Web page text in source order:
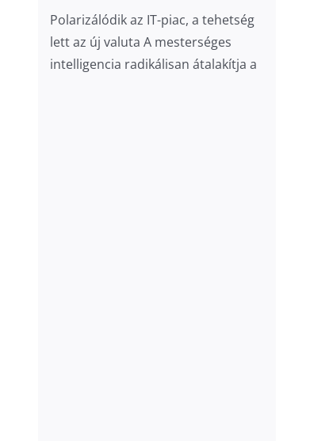
Polarizálódik az IT-piac, a tehetség
lett az új valuta A mesterséges
intelligencia radikálisan átalakítja a